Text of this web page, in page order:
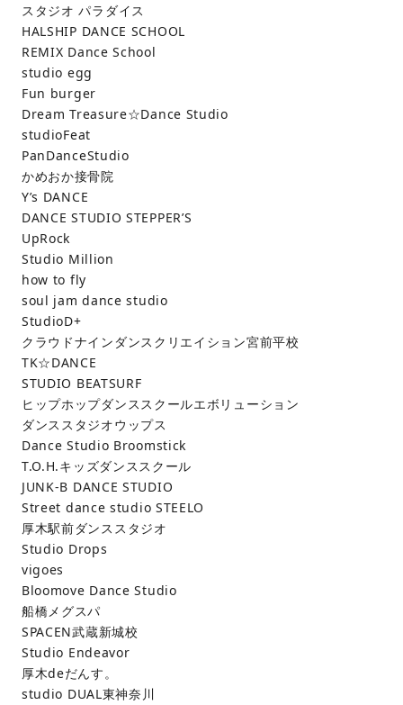
スタジオ パラダイス
HALSHIP DANCE SCHOOL
REMIX Dance School
studio egg
Fun burger
Dream Treasure☆Dance Studio
studioFeat
PanDanceStudio
かめおか接骨院
Y’s DANCE
DANCE STUDIO STEPPER’S
UpRock
Studio Million
how to fly
soul jam dance studio
StudioD+
クラウドナインダンスクリエイション宮前平校
TK☆DANCE
STUDIO BEATSURF
ヒップホップダンススクールエボリューション
ダンススタジオウップス
Dance Studio Broomstick
T.O.H.キッズダンススクール
JUNK-B DANCE STUDIO
Street dance studio STEELO
厚木駅前ダンススタジオ
Studio Drops
vigoes
Bloomove Dance Studio
船橋メグスパ
SPACEN武蔵新城校
Studio Endeavor
厚木deだんす。
studio DUAL東神奈川